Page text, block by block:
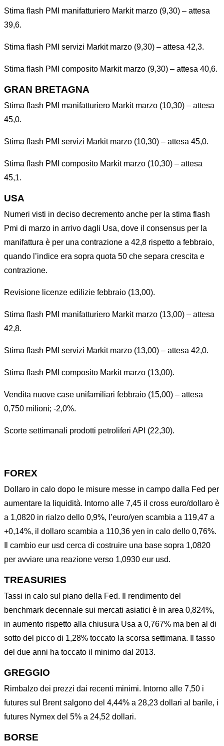
Stima flash PMI manifatturiero Markit marzo (9,30) – attesa
39,6.
Stima flash PMI servizi Markit marzo (9,30) – attesa 42,3.
Stima flash PMI composito Markit marzo (9,30) – attesa 40,6.
GRAN BRETAGNA
Stima flash PMI manifatturiero Markit marzo (10,30) – attesa
45,0.
Stima flash PMI servizi Markit marzo (10,30) – attesa 45,0.
Stima flash PMI composito Markit marzo (10,30) – attesa
45,1.
USA
Numeri visti in deciso decremento anche per la stima flash
Pmi di marzo in arrivo dagli Usa, dove il consensus per la
manifattura è per una contrazione a 42,8 rispetto a febbraio,
quando l’indice era sopra quota 50 che separa crescita e
contrazione.
Revisione licenze edilizie febbraio (13,00).
Stima flash PMI manifatturiero Markit marzo (13,00) – attesa
42,8.
Stima flash PMI servizi Markit marzo (13,00) – attesa 42,0.
Stima flash PMI composito Markit marzo (13,00).
Vendita nuove case unifamiliari febbraio (15,00) – attesa
0,750 milioni; -2,0%.
Scorte settimanali prodotti petroliferi API (22,30).
FOREX
Dollaro in calo dopo le misure messe in campo dalla Fed per
aumentare la liquidità. Intorno alle 7,45 il cross euro/dollaro è
a 1,0820 in rialzo dello 0,9%, l’euro/yen scambia a 119,47 a
+0,14%, il dollaro scambia a 110,36 yen in calo dello 0,76%.
Il cambio eur usd cerca di costruire una base sopra 1,0820
per avviare una reazione verso 1,0930 eur usd.
TREASURIES
Tassi in calo sul piano della Fed. Il rendimento del
benchmark decennale sui mercati asiatici è in area 0,824%,
in aumento rispetto alla chiusura Usa a 0,767% ma ben al di
sotto del picco di 1,28% toccato la scorsa settimana. Il tasso
del due anni ha toccato il minimo dal 2013.
GREGGIO
Rimbalzo dei prezzi dai recenti minimi. Intorno alle 7,50 i
futures sul Brent salgono del 4,44% a 28,23 dollari al barile, i
futures Nymex del 5% a 24,52 dollari.
BORSE